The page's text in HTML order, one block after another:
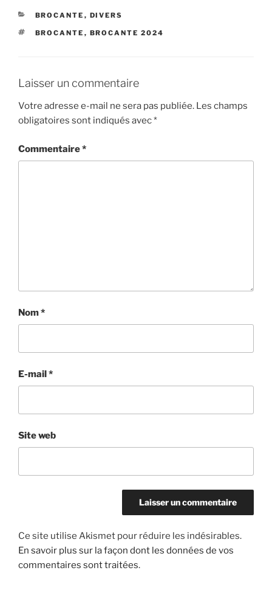
CATÉGORIES
BROCANTE , DIVERS
ÉTIQUETTES
BROCANTE , BROCANTE 2024
Laisser un commentaire
Votre adresse e-mail ne sera pas publiée. Les champs
obligatoires sont indiqués avec*
Commentaire*
Nom*
E-mail*
Site web
Ce site utilise Akismet pour réduire les indésirables.
En savoir plus sur la façon dont les données de vos
commentaires sont traitées.